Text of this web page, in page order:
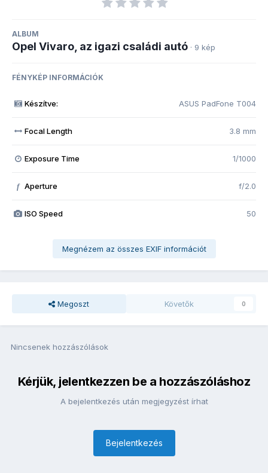
ALBUM
Opel Vivaro, az igazi családi autó · 9 kép
FÉNYKÉP INFORMÁCIÓK
Készítve: ASUS PadFone T004
Focal Length 3.8 mm
Exposure Time 1/1000
f Aperture f/2.0
ISO Speed 50
Megnézem az összes EXIF információt
Megoszt Követők 0
Nincsenek hozzászólások
Kérjük, jelentkezzen be a hozzászóláshoz
A bejelentkezés után megjegyzést írhat
Bejelentkezés